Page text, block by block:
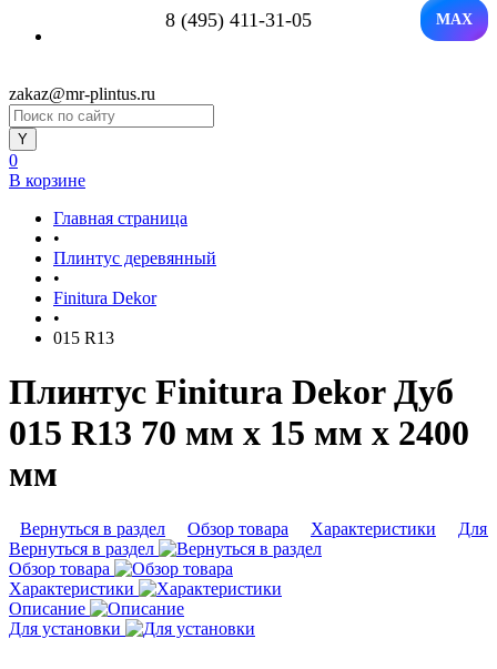
8 (495) 411-31-05 MAX
zakaz@mr-plintus.ru
0
В корзине
Главная страница
•
Плинтус деревянный
•
Finitura Dekor
•
015 R13
Плинтус Finitura Dekor Дуб
015 R13 70 мм х 15 мм х 2400
мм
Вернуться в раздел Обзор товара Характеристики
Для
Вернуться в раздел
Обзор товара
Характеристики
Описание
Для установки